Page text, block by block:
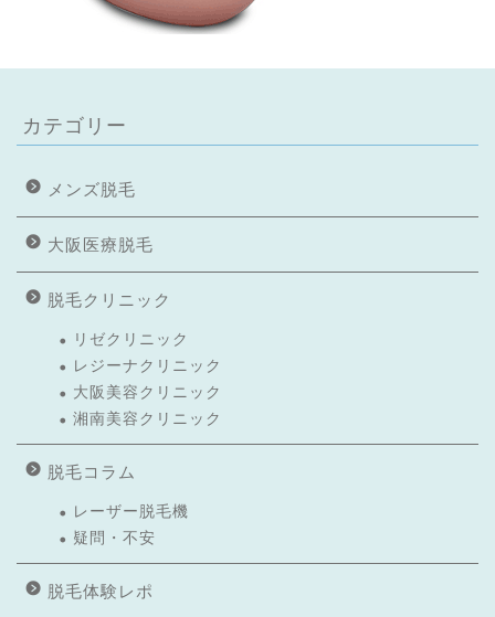
カテゴリー
メンズ脱毛
大阪医療脱毛
脱毛クリニック
リゼクリニック
レジーナクリニック
大阪美容クリニック
湘南美容クリニック
脱毛コラム
レーザー脱毛機
疑問・不安
脱毛体験レポ